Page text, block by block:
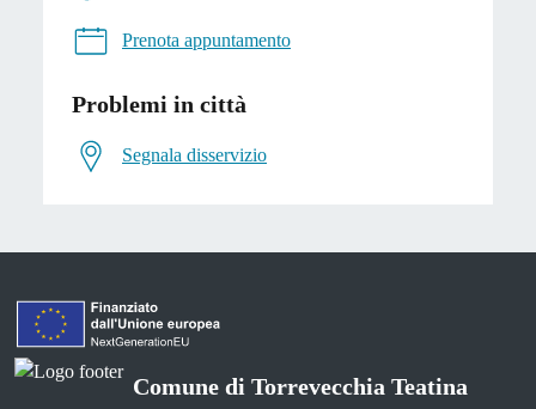
Prenota appuntamento
Problemi in città
Segnala disservizio
Comune di Torrevecchia Teatina